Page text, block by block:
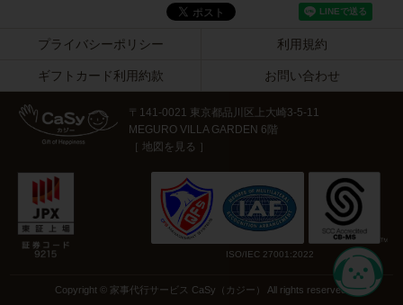
プライバシーポリシー 利用規約
ギフトカード利用約款 お問い合わせ
〒141-0021 東京都品川区上大崎3-5-11
MEGURO VILLA GARDEN 6階
［ 地図を見る ］
ISO/IEC 27001:2022
Copyright © 家事代行サービス CaSy（カジー） All rights reserved.